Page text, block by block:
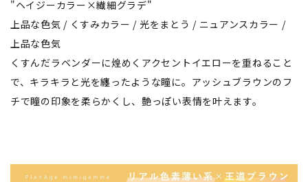
"ヘイジーカラー×繊細グラデ"
上品な色気 / くすみカラー / 光をまとう / ニュアンスカラー /
上品な色気
くすんだラベンダーに煌めくアクセントイエローを重ねること
で、キラキラと光を纏ったような瞳に。アッシュブラウンのフ
チで瞳の印象を柔らかくし、艶っぽい表情を叶えます。